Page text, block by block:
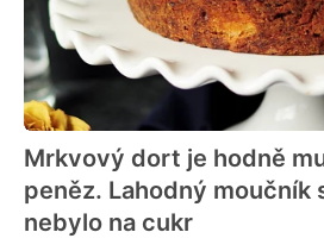
Mrkvový dort je hodně
peněz. Lahodný moučník
nebylo na cukr